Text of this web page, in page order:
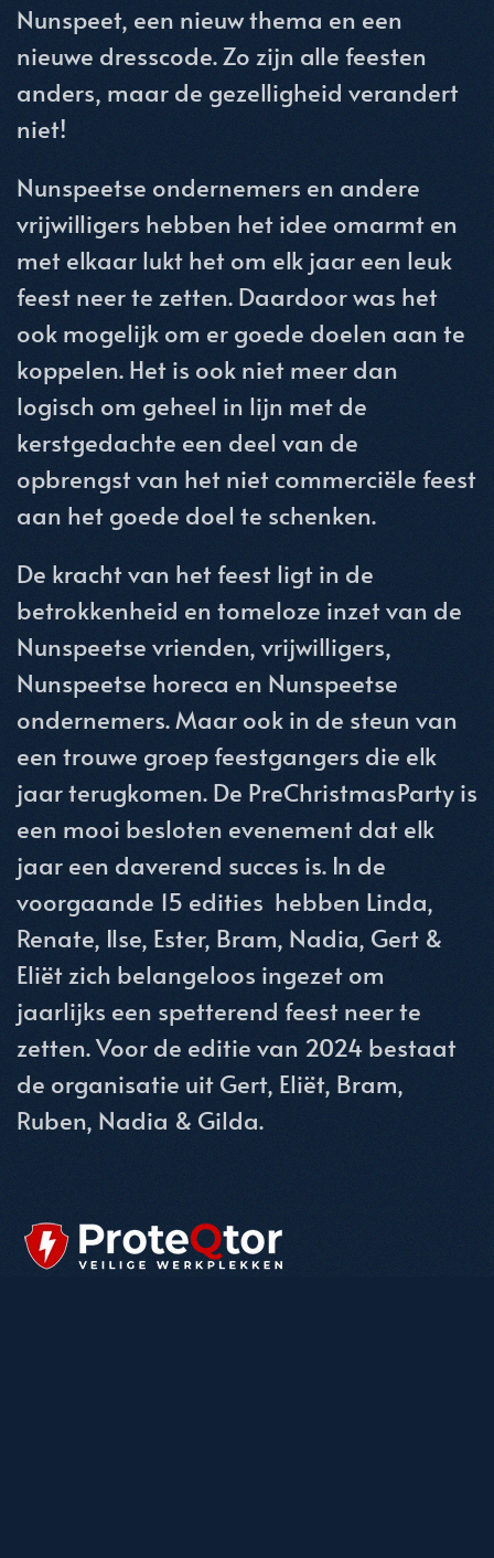
Nunspeet, een nieuw thema en een
nieuwe dresscode. Zo zijn alle feesten
anders, maar de gezelligheid verandert
niet!
Nunspeetse ondernemers en andere
vrijwilligers hebben het idee omarmt en
met elkaar lukt het om elk jaar een leuk
feest neer te zetten. Daardoor was het
ook mogelijk om er goede doelen aan te
koppelen. Het is ook niet meer dan
logisch om geheel in lijn met de
kerstgedachte een deel van de
opbrengst van het niet commerciële feest
aan het goede doel te schenken.
De kracht van het feest ligt in de
betrokkenheid en tomeloze inzet van de
Nunspeetse vrienden, vrijwilligers,
Nunspeetse horeca en Nunspeetse
ondernemers. Maar ook in de steun van
een trouwe groep feestgangers die elk
jaar terugkomen. De PreChristmasParty is
een mooi besloten evenement dat elk
jaar een daverend succes is. In de
voorgaande 15 edities hebben Linda,
Renate, Ilse, Ester, Bram, Nadia, Gert &
Eliët zich belangeloos ingezet om
jaarlijks een spetterend feest neer te
zetten. Voor de editie van 2024 bestaat
de organisatie uit Gert, Eliët, Bram,
Ruben, Nadia & Gilda.